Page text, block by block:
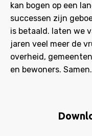
kan bogen op een
successen zijn
is betaald. laten we
jaren veel meer de
overheid,
en bewoners. Samen.